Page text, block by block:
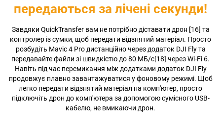
передаються за лічені секунди!
Завдяки QuickTransfer вам не потрібно діставати дрон [16] та
контролер із сумки, щоб передати відзнятий матеріал. Просто
розбудіть Mavic 4 Pro дистанційно через додаток DJI Fly та
передавайте файли зі швидкістю до 80 МБ/с[18] через Wi-Fi 6.
Навіть під час перемикання між додатками додаток DJI Fly
продовжує плавно завантажуватися у фоновому режимі. Щоб
легко передати відзнятий матеріал на комп'ютер, просто
підключіть дрон до комп'ютера за допомогою сумісного USB-
кабелю, не вмикаючи дрон.